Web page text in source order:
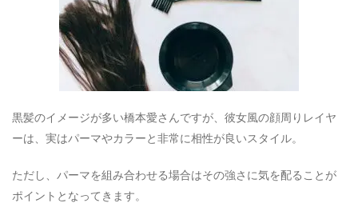
黒髪のイメージが多い橋本愛さんですが、彼女風の顔周りレイヤ
ーは、実はパーマやカラーと非常に相性が良いスタイル。
ただし、パーマを組み合わせる場合はその強さに気を配ることが
ポイントとなってきます。